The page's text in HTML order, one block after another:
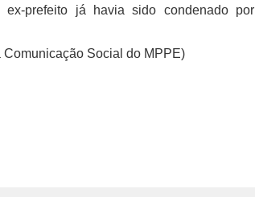
prefeito já havia sido condenado por
Social do MPPE)